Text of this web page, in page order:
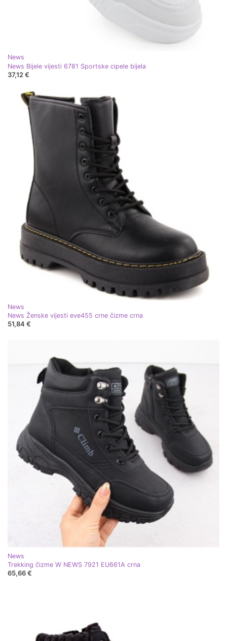
News
News Bijele vijesti 6781 Sportske cipele bijela
37,12 €
News
News Ženske vijesti eve455 crne čizme crna
51,84 €
News
Trekking čizme W NEWS 7921 EU661A crna
65,66 €